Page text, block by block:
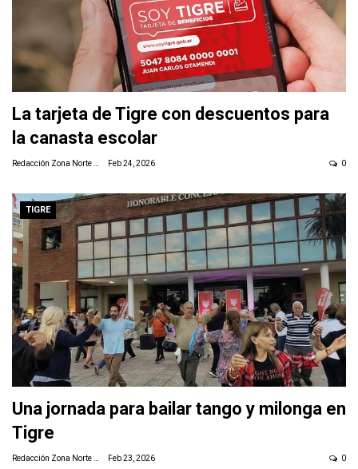
La tarjeta de Tigre con descuentos para
la canasta escolar
Feb 24, 2026 0
TIGRE
Una jornada para bailar tango y milonga en
Tigre
Redacción Zona Norte Daily Feb 23, 2026 0